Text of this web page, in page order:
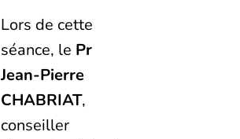
Lors de cette
séance, le Pr
Jean-Pierre
CHABRIAT,
conseiller